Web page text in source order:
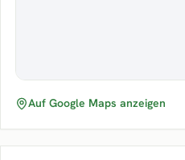
Auf Google Maps anzeigen